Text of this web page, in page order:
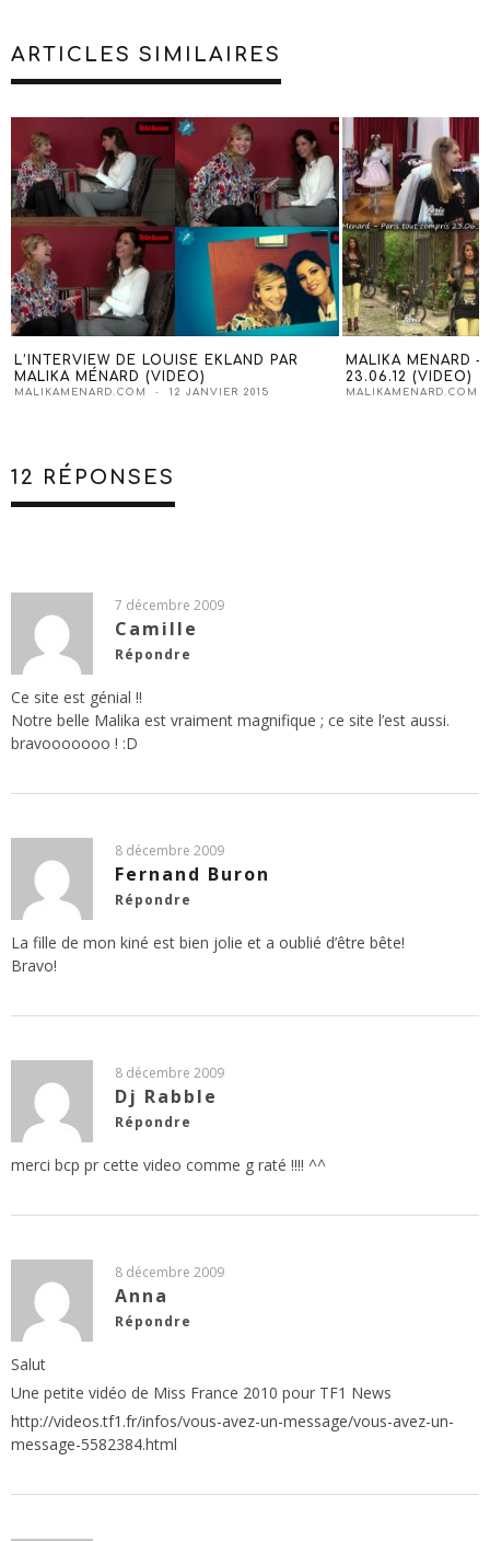
ARTICLES SIMILAIRES
L’INTERVIEW DE LOUISE EKLAND PAR
MALIKA MÉNARD (VIDEO)
MALIKAMENARD.COM 12 JANVIER 2015
MALIKA MENARD
23.06.12 (VIDEO)
MALIKAMENARD.COM
12 RÉPONSES
7 décembre 2009
Camille
Répondre
Ce site est génial !!
Notre belle Malika est vraiment magnifique ; ce site l’est aussi.
bravooooooo ! :D
8 décembre 2009
Fernand Buron
Répondre
La fille de mon kiné est bien jolie et a oublié d’être bête!
Bravo!
8 décembre 2009
Dj Rabble
Répondre
merci bcp pr cette video comme g raté !!!! ^^
8 décembre 2009
Anna
Répondre
Salut
Une petite vidéo de Miss France 2010 pour TF1 News
http://videos.tf1.fr/infos/vous-avez-un-message/vous-avez-un-
message-5582384.html